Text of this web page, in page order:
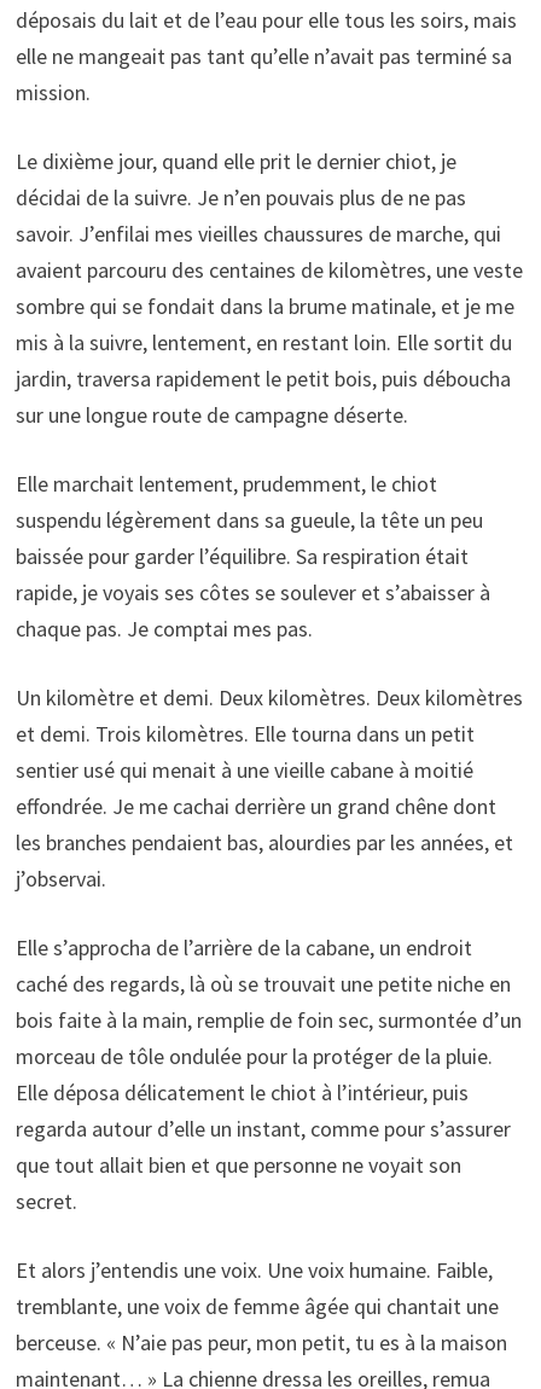
déposais du lait et de l’eau pour elle tous les soirs, mais
elle ne mangeait pas tant qu’elle n’avait pas terminé sa
mission.
Le dixième jour, quand elle prit le dernier chiot, je
décidai de la suivre. Je n’en pouvais plus de ne pas
savoir. J’enfilai mes vieilles chaussures de marche, qui
avaient parcouru des centaines de kilomètres, une veste
sombre qui se fondait dans la brume matinale, et je me
mis à la suivre, lentement, en restant loin. Elle sortit du
jardin, traversa rapidement le petit bois, puis déboucha
sur une longue route de campagne déserte.
Elle marchait lentement, prudemment, le chiot
suspendu légèrement dans sa gueule, la tête un peu
baissée pour garder l’équilibre. Sa respiration était
rapide, je voyais ses côtes se soulever et s’abaisser à
chaque pas. Je comptai mes pas.
Un kilomètre et demi. Deux kilomètres. Deux kilomètres
et demi. Trois kilomètres. Elle tourna dans un petit
sentier usé qui menait à une vieille cabane à moitié
effondrée. Je me cachai derrière un grand chêne dont
les branches pendaient bas, alourdies par les années, et
j’observai.
Elle s’approcha de l’arrière de la cabane, un endroit
caché des regards, là où se trouvait une petite niche en
bois faite à la main, remplie de foin sec, surmontée d’un
morceau de tôle ondulée pour la protéger de la pluie.
Elle déposa délicatement le chiot à l’intérieur, puis
regarda autour d’elle un instant, comme pour s’assurer
que tout allait bien et que personne ne voyait son
secret.
Et alors j’entendis une voix. Une voix humaine. Faible,
tremblante, une voix de femme âgée qui chantait une
berceuse. « N’aie pas peur, mon petit, tu es à la maison
maintenant… » La chienne dressa les oreilles, remua